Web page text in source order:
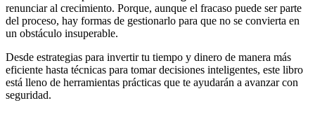
renunciar al crecimiento. Porque, aunque el fracaso puede ser parte
del proceso, hay formas de gestionarlo para que no se convierta en
un obstáculo insuperable.
Desde estrategias para invertir tu tiempo y dinero de manera más
eficiente hasta técnicas para tomar decisiones inteligentes, este libro
está lleno de herramientas prácticas que te ayudarán a avanzar con
seguridad.